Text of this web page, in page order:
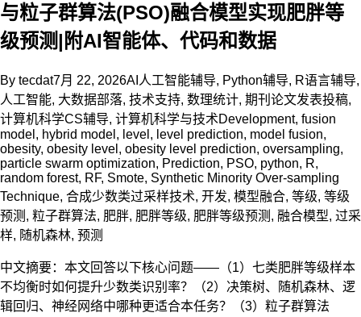
与粒子群算法(PSO)融合模型实现肥胖等
级预测|附AI智能体、代码和数据
By tecdat7月 22, 2026AI人工智能辅导, Python辅导, R语言辅导,
人工智能, 大数据部落, 技术支持, 数理统计, 期刊论文发表投稿,
计算机科学CS辅导, 计算机科学与技术Development, fusion
model , hybrid model , level , level prediction, model fusion,
obesity, obesity level , obesity level prediction, oversampling,
particle swarm optimization, Prediction, PSO, python, R,
random forest, RF, Smote, Synthetic Minority Over-sampling
Technique, 合成少数类过采样技术, 开发, 模型融合, 等级, 等级
预测 , 粒子群算法, 肥胖, 肥胖等级, 肥胖等级预测 , 融合模型, 过采
样, 随机森林, 预测
中文摘要：本文回答以下核心问题——（1）七类肥胖等级样本
不均衡时如何提升少数类识别率？（2）决策树、随机森林、逻
辑回归、神经网络中哪种更适合本任务？（3）粒子群算法